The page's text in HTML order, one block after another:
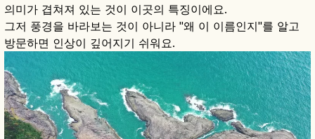
의미가 겹쳐져 있는 것이 이곳의 특징이에요.
그저 풍경을 바라보는 것이 아니라 "왜 이 이름인지"를 알고
방문하면 인상이 깊어지기 쉬워요.